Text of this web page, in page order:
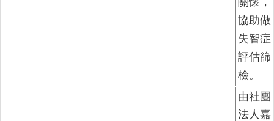
協助做
失智症
評估篩
檢。
由社團
法人嘉